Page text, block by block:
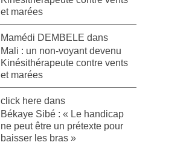
et marées
Mamédi DEMBELE dans
Mali : un non-voyant devenu
Kinésithérapeute contre vents
et marées
click here dans
Békaye Sibé : « Le handicap
ne peut être un prétexte pour
baisser les bras »